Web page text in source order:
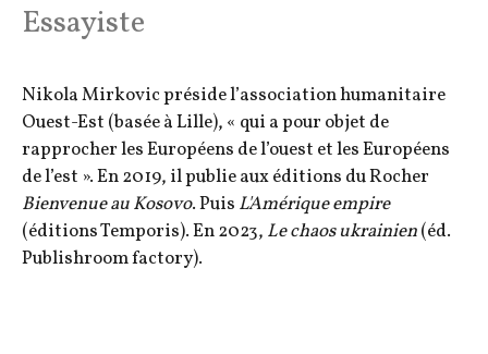
Essayiste
Nikola Mirkovic préside l’association humanitaire
Ouest-Est (basée à Lille), « qui a pour objet de
rapprocher les Européens de l’ouest et les Européens
de l’est ». En 2019, il publie aux éditions du Rocher
Bienvenue au Kosovo. Puis L'Amérique empire
(éditions Temporis). En 2023, Le chaos ukrainien(éd.
Publishroom factory).